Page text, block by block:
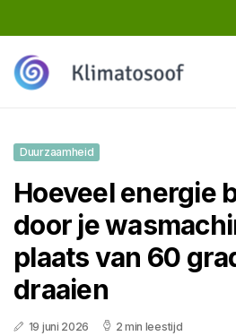
Duurzaamheid
Hoeveel energie
door je
plaats van 60
draaien
19 juni 2026 2 min leestijd